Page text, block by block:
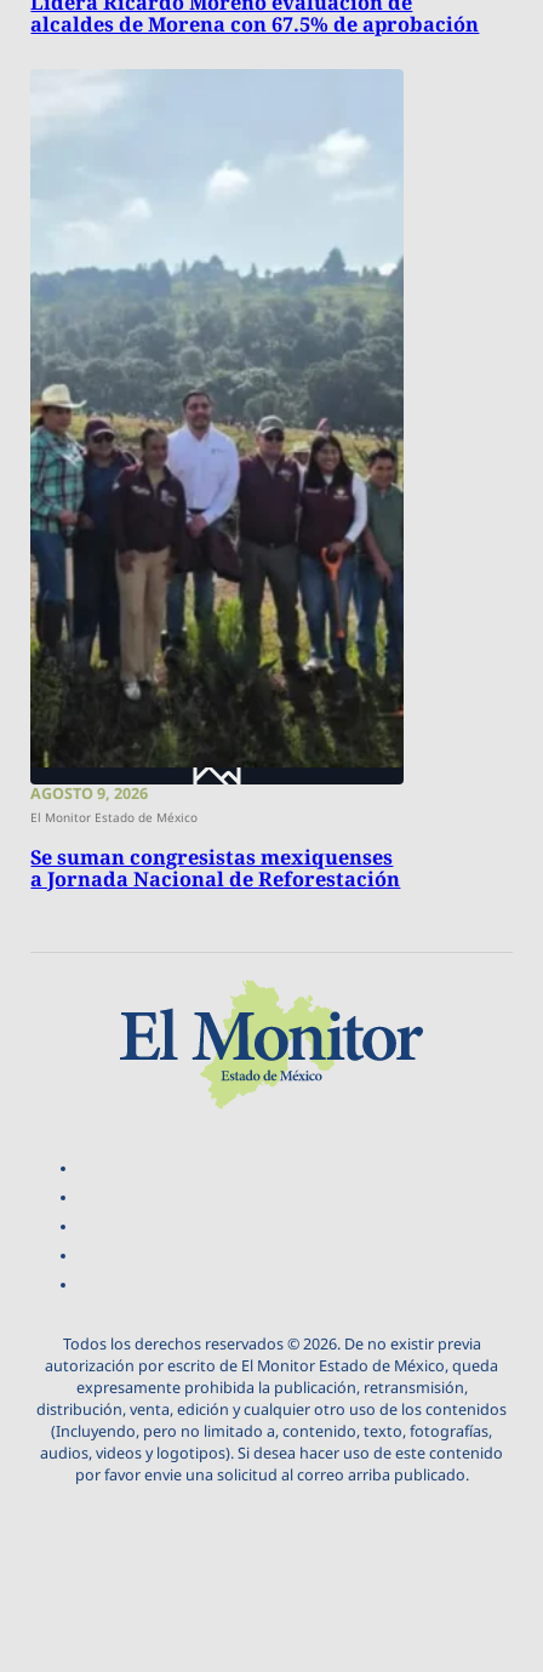
alcaldes de Morena con 67.5% de aprobación
AGOSTO 9, 2026
El Monitor Estado de México
Se suman congresistas mexiquenses
a Jornada Nacional de Reforestación
Todos los derechos reservados © 2026. De no existir previa
autorización por escrito de El Monitor Estado de México, queda
expresamente prohibida la publicación, retransmisión,
distribución, venta, edición y cualquier otro uso de los contenidos
(Incluyendo, pero no limitado a, contenido, texto, fotografías,
audios, videos y logotipos). Si desea hacer uso de este contenido
por favor envie una solicitud al correo arriba publicado.